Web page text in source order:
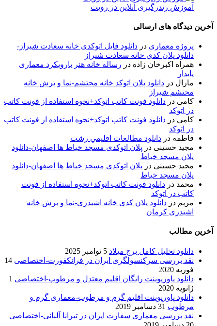
آموزش رندرگیری آنلاین در رویت
آخرین دیدگاه های ارسالی
پروژه معماری در دانلود فایل اتوکدی خانه سعادت شیراز-
دانلود پلان کدی خانه سعادت شیراز
همراه اکبرخان زاده در رساله خانه هنر بارویکرد معماری
پایدار
مارال در دانلود پلان اتوکد خانه محتشم-نما و برش خانه
محتشم شیراز
کامی در دانلود فونت کاتب اتوکد+نحوه استفاده از فونت کاتب
در اتوکد
کامی در دانلود فونت کاتب اتوکد+نحوه استفاده از فونت کاتب
در اتوکد
فاطمه در دانلود مطالعات اقليمي رشت
مجید حسینی در پلان اتوکدی مسجد خیاط ها اصفهان-دانلود
پلان مسجد خیاط
مجید حسینی در پلان اتوکدی مسجد خیاط ها اصفهان-دانلود
پلان مسجد خیاط
محمد در دانلود فونت کاتب اتوکد+نحوه استفاده از فونت
کاتب در اتوکد
مریم در دانلود پلان کدی خانه اشیدری-نما و برش خانه
اشیدری کرمان
آخرین مطالب
دانلود تحلیل کامل برج میلاد 5 نوامبر 2025
نقد بررسی سرکنسولگری ایران در فرانکفورت-اختصاصی 14
فوریه 2020
دانلود پاورپوینت رایگان اقلیم معتدل و مرطوب-اختصاصی 1
ژانویه 2020
دانلود پاورپوینت اقلیم گرم و مرطوب-معماری گرم و
مرطوب 31 دسامبر 2019
نقد بررسی معماری سفارت ایران در تیرانا آلبانی-اختصاصی